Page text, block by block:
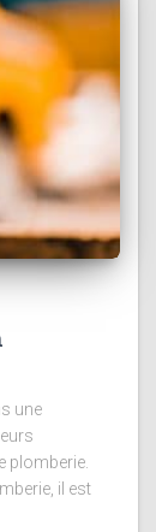
une
plomberie.
il est